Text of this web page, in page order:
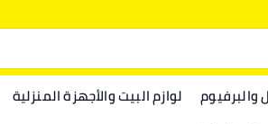
والبرفيوم لوازم البيت والأجهزة المنزلية